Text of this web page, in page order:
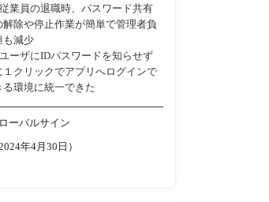
業員の退職時、パスワード共有
解除や停止作業が簡単で管理者負
も減少
ーザにIDパスワードを知らせず
１クリックでアプリへログインで
る環境に統一できた
ーバルサイン
年4月30日）